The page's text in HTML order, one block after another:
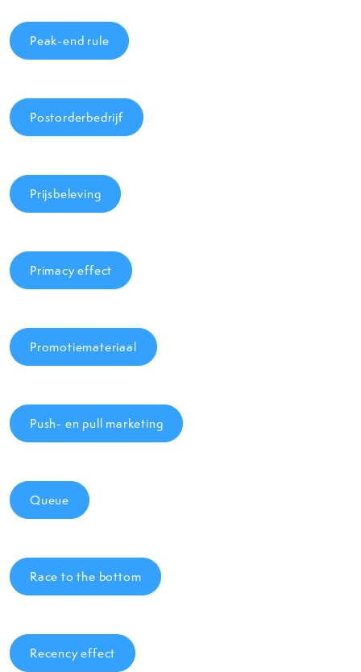
Peak-end rule
Postorderbedrijf
Prijsbeleving
Primacy effect
Promotiemateriaal
Push- en pull marketing
Queue
Race to the bottom
Recency effect